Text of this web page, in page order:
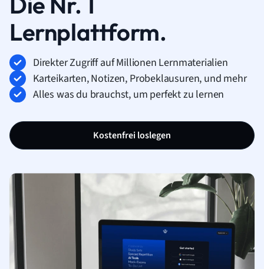
Lernplattform.
Direkter Zugriff auf Millionen Lernmaterialien
Karteikarten, Notizen, Probeklausuren, und mehr
Alles was du brauchst, um perfekt zu lernen
Kostenfrei loslegen